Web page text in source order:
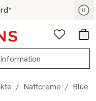
nu
Favoriter
/ Nattcreme / Blue